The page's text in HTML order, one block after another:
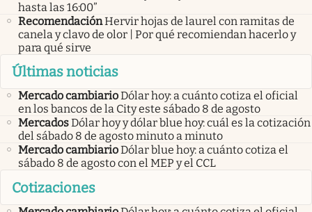
hasta las 16:00”
RecomendaciónHervir hojas de laurel con ramitas de
canela y clavo de olor | Por qué recomiendan hacerlo y
para qué sirve
Últimas noticias
Mercado cambiarioDólar hoy: a cuánto cotiza el oficial
en los bancos de la City este sábado 8 de agosto
MercadosDólar hoy y dólar blue hoy: cuál es la cotización
del sábado 8 de agosto minuto a minuto
Mercado cambiarioDólar blue hoy: a cuánto cotiza el
sábado 8 de agosto con el MEP y el CCL
Cotizaciones